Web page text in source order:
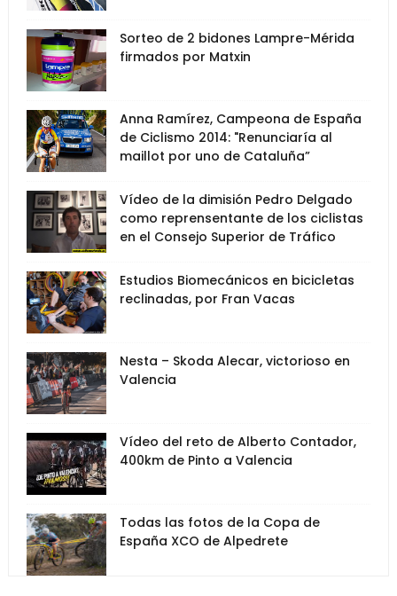
Sorteo de 2 bidones Lampre-Mérida
firmados por Matxin
Anna Ramírez, Campeona de España
de Ciclismo 2014: "Renunciaría al
maillot por uno de Cataluña”
Vídeo de la dimisión Pedro Delgado
como reprensentante de los ciclistas
en el Consejo Superior de Tráfico
Estudios Biomecánicos en bicicletas
reclinadas, por Fran Vacas
Nesta – Skoda Alecar, victorioso en
Valencia
Vídeo del reto de Alberto Contador,
400km de Pinto a Valencia
Todas las fotos de la Copa de
España XCO de Alpedrete